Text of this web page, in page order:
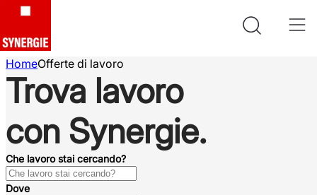
HomeOfferte di lavoro
Trova lavoro
con Synergie.
Che lavoro stai cercando?
Dove